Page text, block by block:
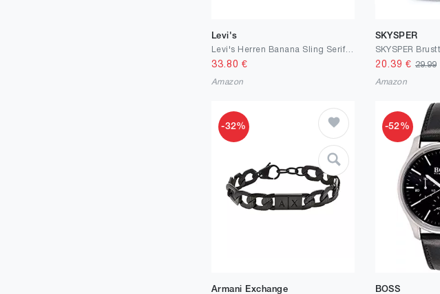
Levi's
33.80 €
Amazon
SKYSPER
20.39 € 29.99
Amazon
-32%
Armani Exchange
-52%
BOSS